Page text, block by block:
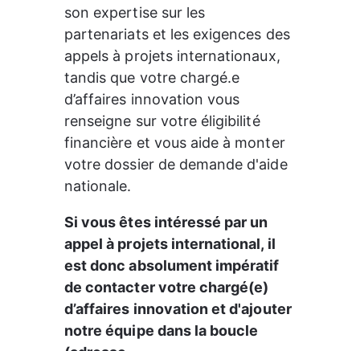
son expertise sur les
partenariats et les exigences des
appels à projets internationaux,
tandis que votre chargé.e
d’affaires innovation vous
renseigne sur votre éligibilité
financière et vous aide à monter
votre dossier de demande d'aide
nationale.
Si vous êtes intéressé par un
appel à projets international, il
est donc absolument impératif
de contacter votre chargé(e)
d’affaires innovation et d'ajouter
notre équipe dans la boucle